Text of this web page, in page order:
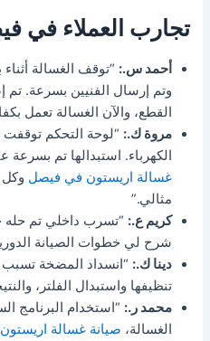
تجارب العملاء في
أحمد س.:
وتم إرسال الفنيين بسرعة.
القطع، والآن الغسالة تعمل
مروة ك.: “لوحة التحكم
الكهرباء. استبدالها تم بسرعة
غسالة اريستون في فيصل وكل
مثالي.”
كريم ع.: “تسرب داخلي تم حله
شرح لي خطوات الصيانة
دينا ك.: “انسداد المضخة
تنظيفها واستبدال الفلتر،
محمد ر.: “استخدام البرنامج
الغسالة، صيانة غسالة